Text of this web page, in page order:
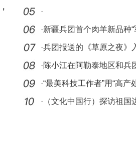
·
·新疆兵团首个肉羊新品种
禽
·兵团报送的《草原之夜》
汇演曲
·陈小江在阿勒泰地区和兵
·“最美科技工作者”用“高产
· （文化中国行）探访祖国